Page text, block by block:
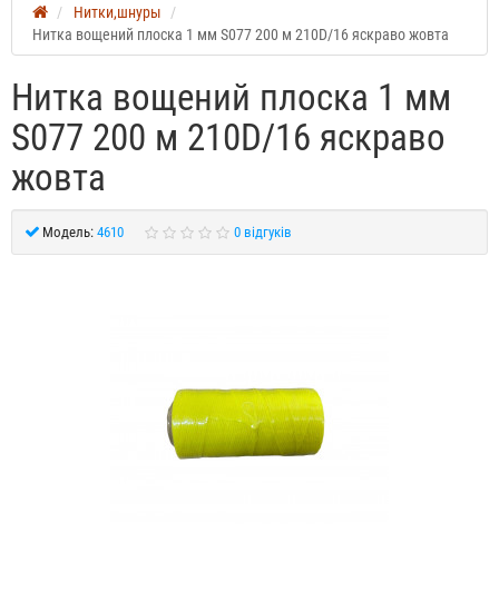
Нитки,шнуры
Нитка вощений плоска 1 мм S077 200 м 210D/16 яскраво жовта
Нитка вощений плоска 1 мм
S077 200 м 210D/16 яскраво
жовта
Модель: 4610 0 відгуків